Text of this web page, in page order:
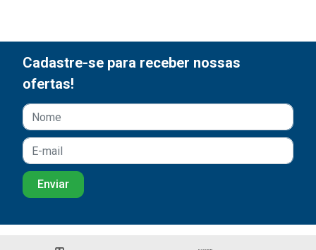
Cadastre-se para receber nossas
ofertas!